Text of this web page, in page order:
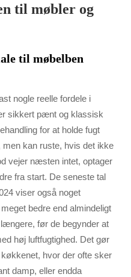
til møbler og
til møbelben
nogle reelle fordele i
sikkert pænt og klassisk
for at holde fugt
kan ruste, hvis det ikke
vejer næsten intet, optager
fra start. De seneste tal
viser også noget
bedre end almindeligt
før de begynder at
høj luftfugtighed. Det gør
hvor der ofte sker
damp, eller endda